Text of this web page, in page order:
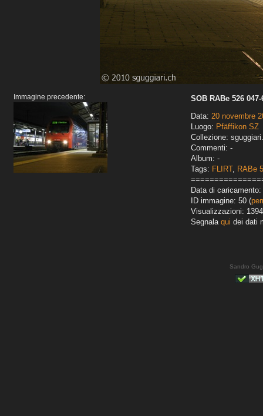
Immagine precedente:
SOB RABe 526 047-
Data: 20 novembre
Luogo: Pfäffikon SZ
Collezione:
Commenti: -
Album: -
Tags: FLIRT, RABe
Data di caricamento:
ID immagine: 50 (
Visualizzazioni: 1394
Segnala qui dei dati
Sandro